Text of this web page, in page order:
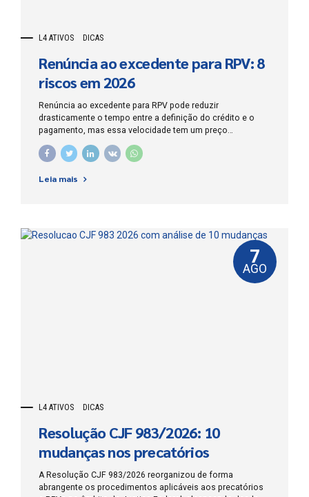
L4 ATIVOS DICAS
Renúncia ao excedente para RPV: 8
riscos em 2026
Renúncia ao excedente para RPV pode reduzir
drasticamente o tempo entre a definição do crédito e o
pagamento, mas essa velocidade tem um preço
patrimonial: o credor abre mão, de forma expressa, da
parcela que ultrapassa o limite legal da Requisição de
pagamento sem precatório. Em 2026, a Resolução CJF nº
existência de precatório já expedido e a proibição de
fracionar artificialmente a execução. Na Justiça...
Leia mais
L4 ATIVOS DICAS
7
AGO
Resolução CJF 983/2026: 10
mudanças nos precatórios
A Resolução CJF 983/2026 reorganizou de forma
abrangente os procedimentos aplicáveis aos precatórios